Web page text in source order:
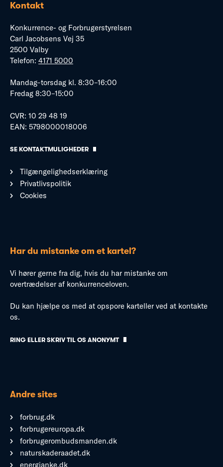
Kontakt
Konkurrence- og Forbrugerstyrelsen
Carl Jacobsens Vej 35
2500 Valby
Telefon: 4171 5000
Mandag–torsdag kl. 8:30–16:00
Fredag 8:30–15:00
CVR: 10 29 48 19
EAN: 5798000018006
SE KONTAKTMULIGHEDER
Tilgængelighedserklæring
Privatlivspolitik
Cookies
Har du mistanke om et kartel?
Vi hører gerne fra dig, hvis du har mistanke om
overtrædelser af konkurrenceloven.
Du kan hjælpe os med at opspore karteller ved at kontakte
os.
RING ELLER SKRIV TIL OS ANONYMT
Andre sites
forbrug.dk
forbrugereuropa.dk
forbrugerombudsmanden.dk
naturskaderaadet.dk
energianke.dk